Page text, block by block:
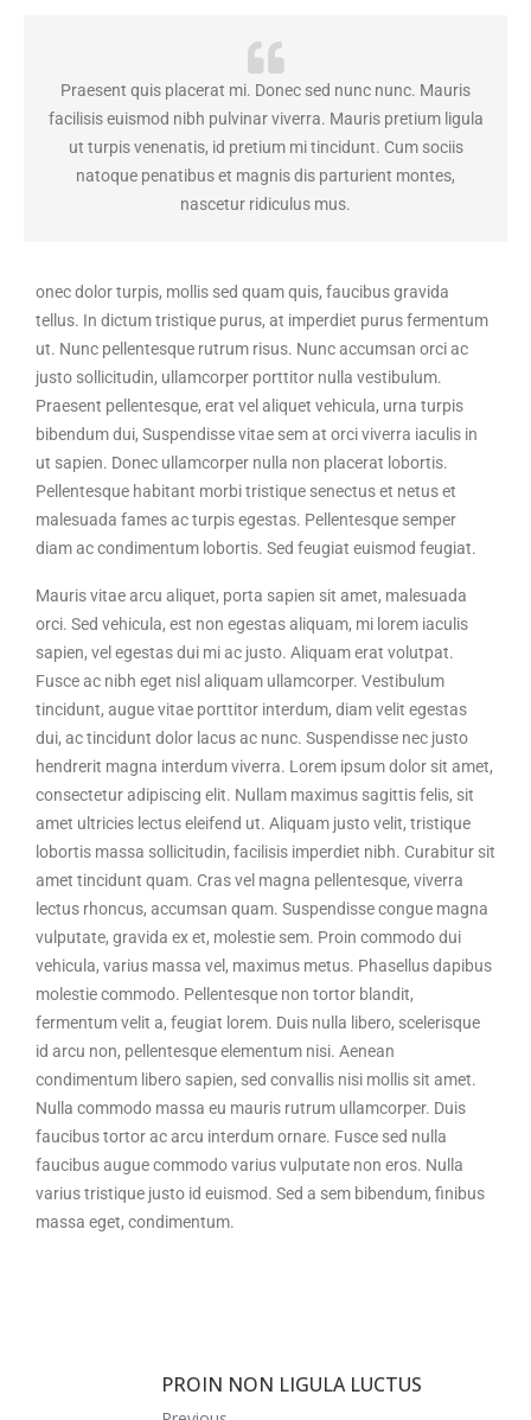
Praesent quis placerat mi. Donec sed nunc nunc. Mauris
facilisis euismod nibh pulvinar viverra. Mauris pretium ligula
ut turpis venenatis, id pretium mi tincidunt. Cum sociis
natoque penatibus et magnis dis parturient montes,
nascetur ridiculus mus.
onec dolor turpis, mollis sed quam quis, faucibus gravida
tellus. In dictum tristique purus, at imperdiet purus fermentum
ut. Nunc pellentesque rutrum risus. Nunc accumsan orci ac
justo sollicitudin, ullamcorper porttitor nulla vestibulum.
Praesent pellentesque, erat vel aliquet vehicula, urna turpis
bibendum dui, Suspendisse vitae sem at orci viverra iaculis in
ut sapien. Donec ullamcorper nulla non placerat lobortis.
Pellentesque habitant morbi tristique senectus et netus et
malesuada fames ac turpis egestas. Pellentesque semper
diam ac condimentum lobortis. Sed feugiat euismod feugiat.
Mauris vitae arcu aliquet, porta sapien sit amet, malesuada
orci. Sed vehicula, est non egestas aliquam, mi lorem iaculis
sapien, vel egestas dui mi ac justo. Aliquam erat volutpat.
Fusce ac nibh eget nisl aliquam ullamcorper. Vestibulum
tincidunt, augue vitae porttitor interdum, diam velit egestas
dui, ac tincidunt dolor lacus ac nunc. Suspendisse nec justo
hendrerit magna interdum viverra. Lorem ipsum dolor sit amet,
consectetur adipiscing elit. Nullam maximus sagittis felis, sit
amet ultricies lectus eleifend ut. Aliquam justo velit, tristique
lobortis massa sollicitudin, facilisis imperdiet nibh. Curabitur sit
amet tincidunt quam. Cras vel magna pellentesque, viverra
lectus rhoncus, accumsan quam. Suspendisse congue magna
vulputate, gravida ex et, molestie sem. Proin commodo dui
vehicula, varius massa vel, maximus metus. Phasellus dapibus
molestie commodo. Pellentesque non tortor blandit,
fermentum velit a, feugiat lorem. Duis nulla libero, scelerisque
id arcu non, pellentesque elementum nisi. Aenean
condimentum libero sapien, sed convallis nisi mollis sit amet.
Nulla commodo massa eu mauris rutrum ullamcorper. Duis
faucibus tortor ac arcu interdum ornare. Fusce sed nulla
faucibus augue commodo varius vulputate non eros. Nulla
varius tristique justo id euismod. Sed a sem bibendum, finibus
massa eget, condimentum.
PROIN NON LIGULA LUCTUS